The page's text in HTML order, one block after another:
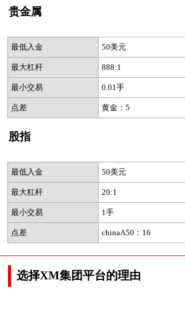
贵金属
最低入金 50美元
最大杠杆 888:1
最小交易 0.01手
点差 黄金：5
股指
最低入金 50美元
最大杠杆 20:1
最小交易 1手
点差 chinaA50：16
选择XM集团平台的理由